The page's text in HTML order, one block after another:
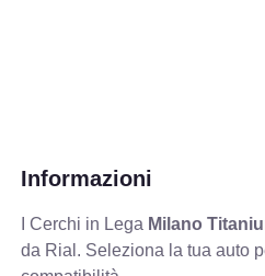
Informazioni
I Cerchi in Lega Milano
da Rial. Seleziona la tua auto